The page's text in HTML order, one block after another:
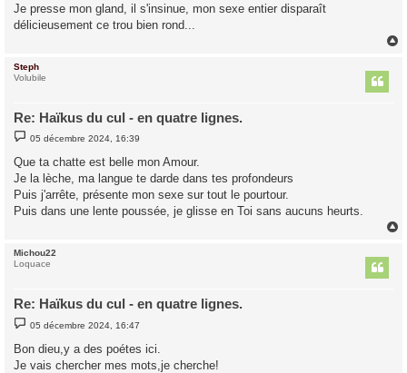
Je presse mon gland, il s'insinue, mon sexe entier disparaît
délicieusement ce trou bien rond...
Steph
Volubile
Re: Haïkus du cul - en quatre lignes.
M
e
s
g
e
05 décembre 2024, 16:39
Que ta chatte est belle mon Amour.
Je la lèche, ma langue te darde dans tes profondeurs
Puis j'arrête, présente mon sexe sur tout le pourtour.
Puis dans une lente poussée, je glisse en Toi sans aucuns heurts.
Michou22
Loquace
Re: Haïkus du cul - en quatre lignes.
M
e
s
a
05 décembre 2024, 16:47
Bon dieu,y a des poétes ici.
Je vais chercher mes mots,je cherche!